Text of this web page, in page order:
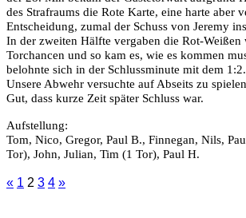
des Strafraums die Rote Karte, eine harte aber
Entscheidung, zumal der Schuss von Jeremy
In der zweiten Hälfte vergaben die Rot-Weißen
Torchancen und so kam es, wie es kommen
belohnte sich in der Schlussminute mit dem 1:2.
Unsere Abwehr versuchte auf Abseits zu
Gut, dass kurze Zeit später Schluss war.
Aufstellung:
Tom, Nico, Gregor, Paul B., Finnegan, Nils,
Tor), John, Julian, Tim (1 Tor), Paul H.
« 1 2 3 4 »